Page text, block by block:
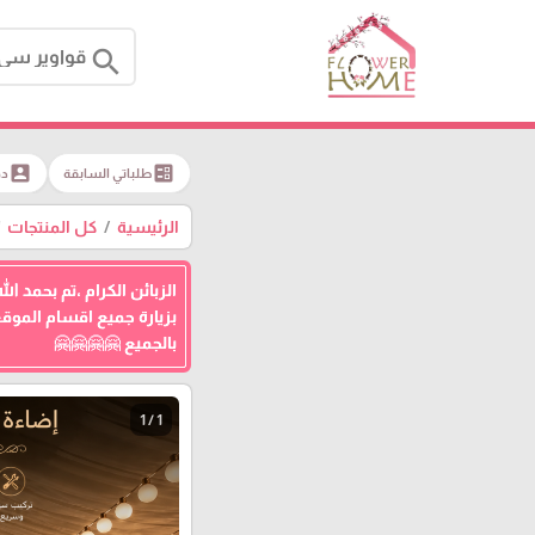
search
ballotطلباتي السابقة account_box
الرئيسية كل المنتجات
بزيارة جميع اقسام
بالجميع 🤗🤗🤗🤗
1 / 1